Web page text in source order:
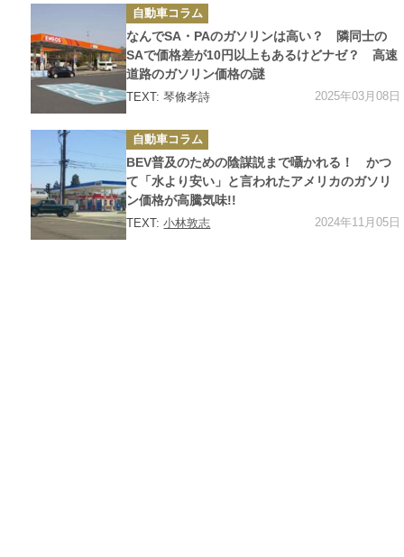
カ
テ
ゴ
リ
ー
自動車コラム
なんでSA・PAのガソリンは高い？ 隣同士の
SAで価格差が10円以上もあるけどナゼ？ 高速
道路のガソリン価格の謎
TEXT: 琴條孝詩 2025年03月08日
カ
テ
ゴ
リ
ー
自動車コラム
BEV普及のための陰謀説まで囁かれる！ かつ
て「水より安い」と言われたアメリカのガソリ
ン価格が高騰気味!!
TEXT:小林敦志 2024年11月05日